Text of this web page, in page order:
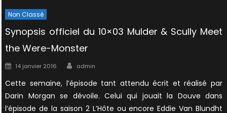
Non Classé
Synopsis officiel du 10×03 Mulder & Scully Meet
the Were-Monster
Posted
14 janvier 2016 Author
admin
Cette semaine, l’épisode tant attendu écrit et réalisé par
Darin Morgan se dévoile. Celui qui jouait la Douve dans
l’épisode de la saison 2 L’Hôte ou encore Eddie Van Blundht